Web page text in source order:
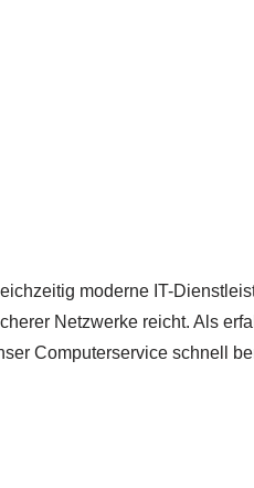
moderne IT-
Netzwerke reicht. Als
Computerservice schnell